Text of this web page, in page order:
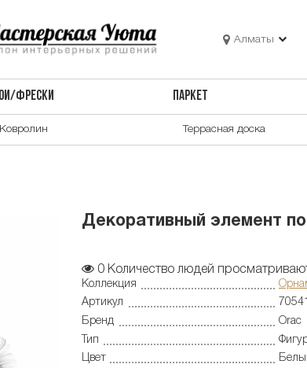
Алматы
ФРЕСКИ ПАРКЕТ
Ковролин Террасная доска
Декоративный элемент
0 Количество людей
Коллекция
Артикул
70541
Бренд
Orac
Тип
Цвет